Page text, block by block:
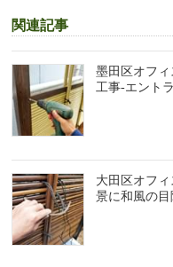
関連記事
墨田区オフ
工事-エント
大田区オフ
景に和風の目